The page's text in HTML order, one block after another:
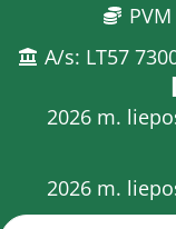
A/s: LT57
2026 m.
2026 m.